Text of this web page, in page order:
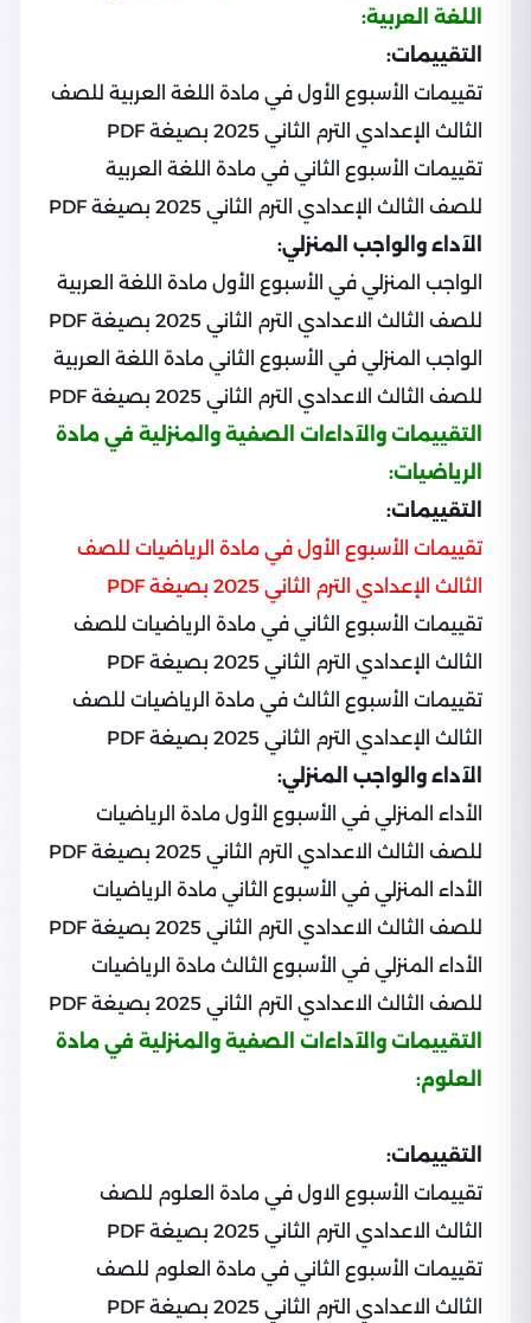
اللغة العربية:
التقييمات:
تقييمات الأسبوع الأول في مادة اللغة العربية للصف
الثالث الإعدادي الترم الثاني 2025 بصيغة PDF
تقييمات الأسبوع الثاني في مادة اللغة العربية
للصف الثالث الإعدادي الترم الثاني 2025 بصيغة PDF
الآداء والواجب المنزلي:
الواجب المنزلي في الأسبوع الأول مادة اللغة العربية
للصف الثالث الاعدادي الترم الثاني 2025 بصيغة PDF
الواجب المنزلي في الأسبوع الثاني مادة اللغة العربية
للصف الثالث الاعدادي الترم الثاني 2025 بصيغة PDF
التقييمات والآداءات الصفية والمنزلية في مادة
الرياضيات:
التقييمات:
تقييمات الأسبوع الأول في مادة الرياضيات للصف
الثالث الإعدادي الترم الثاني 2025 بصيغة PDF
تقييمات الأسبوع الثاني في مادة الرياضيات للصف
الثالث الإعدادي الترم الثاني 2025 بصيغة PDF
تقييمات الأسبوع الثالث في مادة الرياضيات للصف
الثالث الإعدادي الترم الثاني 2025 بصيغة PDF
الآداء والواجب المنزلي:
الأداء المنزلي في الأسبوع الأول مادة الرياضيات
للصف الثالث الاعدادي الترم الثاني 2025 بصيغة PDF
الأداء المنزلي في الأسبوع الثاني مادة الرياضيات
للصف الثالث الاعدادي الترم الثاني 2025 بصيغة PDF
الأداء المنزلي في الأسبوع الثالث مادة الرياضيات
للصف الثالث الاعدادي الترم الثاني 2025 بصيغة PDF
التقييمات والآداءات الصفية والمنزلية في مادة
العلوم:
التقييمات:
تقييمات الأسبوع الاول في مادة العلوم للصف
الثالث الاعدادي الترم الثاني 2025 بصيغة PDF
تقييمات الأسبوع الثاني في مادة العلوم للصف
الثالث الاعدادي الترم الثاني 2025 بصيغة PDF